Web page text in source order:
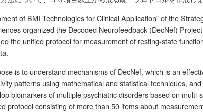
of BMI Technologies for Clinical Application” of the
organized the Decoded Neurofeedback (DecNef)
the unified protocol for measurement of resting-state
is to understand mechanisms of DecNef, which is an
patterns using mathematical and statistical techniques,
biomarkers of multiple psychiatric disorders based on
protocol consisting of more than 50 items about